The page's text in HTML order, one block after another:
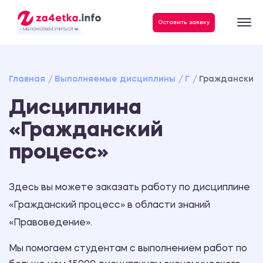
- МЫ ПОМОГАЕМ УЧИТЬСЯ ❤️
Оставить заявку
Главная Выполняемые дисциплины Г Гражданский
Дисциплина
«Гражданский
процесс»
Здесь вы можете заказать работу по дисциплине
«Гражданский процесс» в области знаний
«Правоведение».
Мы помогаем студентам с выполнением работ по